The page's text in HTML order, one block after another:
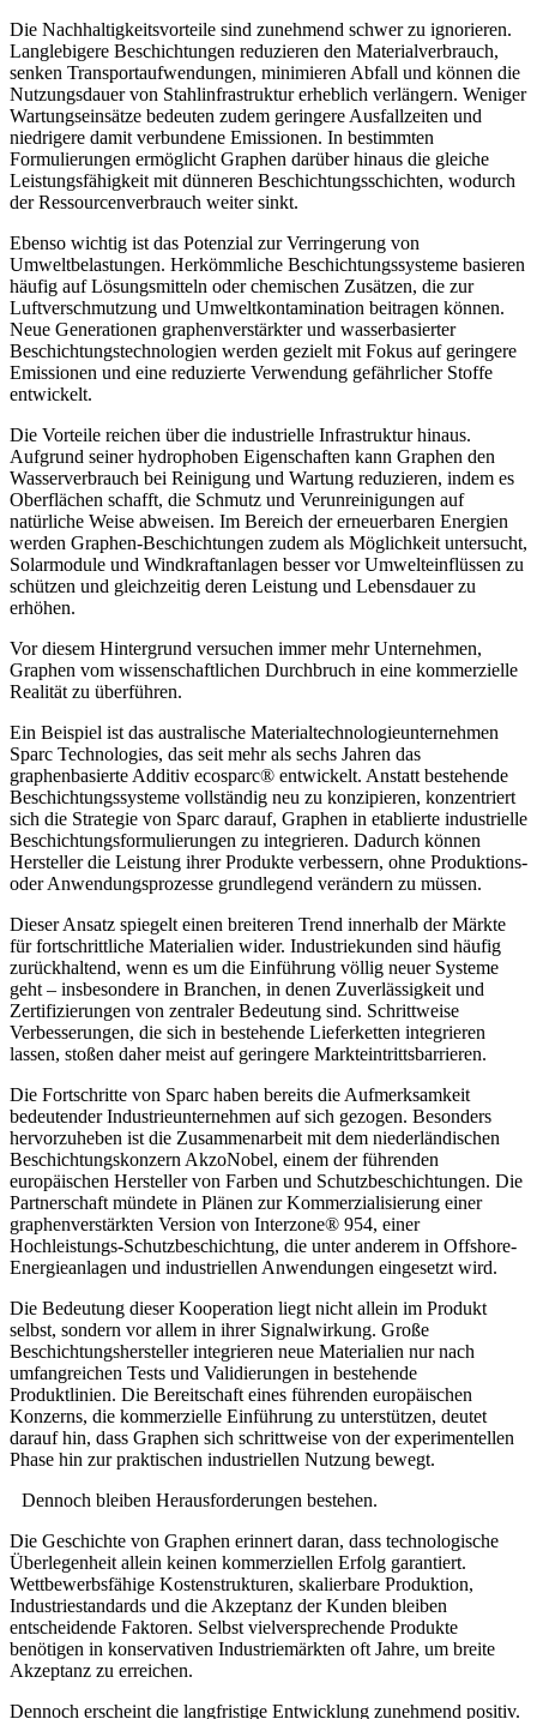
Die Nachhaltigkeitsvorteile sind zunehmend schwer zu ignorieren.
Langlebigere Beschichtungen reduzieren den Materialverbrauch,
senken Transportaufwendungen, minimieren Abfall und können die
Nutzungsdauer von Stahlinfrastruktur erheblich verlängern. Weniger
Wartungseinsätze bedeuten zudem geringere Ausfallzeiten und
niedrigere damit verbundene Emissionen. In bestimmten
Formulierungen ermöglicht Graphen darüber hinaus die gleiche
Leistungsfähigkeit mit dünneren Beschichtungsschichten, wodurch
der Ressourcenverbrauch weiter sinkt.
Ebenso wichtig ist das Potenzial zur Verringerung von
Umweltbelastungen. Herkömmliche Beschichtungssysteme basieren
häufig auf Lösungsmitteln oder chemischen Zusätzen, die zur
Luftverschmutzung und Umweltkontamination beitragen können.
Neue Generationen graphenverstärkter und wasserbasierter
Beschichtungstechnologien werden gezielt mit Fokus auf geringere
Emissionen und eine reduzierte Verwendung gefährlicher Stoffe
entwickelt.
Die Vorteile reichen über die industrielle Infrastruktur hinaus.
Aufgrund seiner hydrophoben Eigenschaften kann Graphen den
Wasserverbrauch bei Reinigung und Wartung reduzieren, indem es
Oberflächen schafft, die Schmutz und Verunreinigungen auf
natürliche Weise abweisen. Im Bereich der erneuerbaren Energien
werden Graphen-Beschichtungen zudem als Möglichkeit untersucht,
Solarmodule und Windkraftanlagen besser vor Umwelteinflüssen zu
schützen und gleichzeitig deren Leistung und Lebensdauer zu
erhöhen.
Vor diesem Hintergrund versuchen immer mehr Unternehmen,
Graphen vom wissenschaftlichen Durchbruch in eine kommerzielle
Realität zu überführen.
Ein Beispiel ist das australische Materialtechnologieunternehmen
Sparc Technologies, das seit mehr als sechs Jahren das
graphenbasierte Additiv ecosparc® entwickelt. Anstatt bestehende
Beschichtungssysteme vollständig neu zu konzipieren, konzentriert
sich die Strategie von Sparc darauf, Graphen in etablierte industrielle
Beschichtungsformulierungen zu integrieren. Dadurch können
Hersteller die Leistung ihrer Produkte verbessern, ohne Produktions-
oder Anwendungsprozesse grundlegend verändern zu müssen.
Dieser Ansatz spiegelt einen breiteren Trend innerhalb der Märkte
für fortschrittliche Materialien wider. Industriekunden sind häufig
zurückhaltend, wenn es um die Einführung völlig neuer Systeme
geht – insbesondere in Branchen, in denen Zuverlässigkeit und
Zertifizierungen von zentraler Bedeutung sind. Schrittweise
Verbesserungen, die sich in bestehende Lieferketten integrieren
lassen, stoßen daher meist auf geringere Markteintrittsbarrieren.
Die Fortschritte von Sparc haben bereits die Aufmerksamkeit
bedeutender Industrieunternehmen auf sich gezogen. Besonders
hervorzuheben ist die Zusammenarbeit mit dem niederländischen
Beschichtungskonzern AkzoNobel, einem der führenden
europäischen Hersteller von Farben und Schutzbeschichtungen. Die
Partnerschaft mündete in Plänen zur Kommerzialisierung einer
graphenverstärkten Version von Interzone® 954, einer
Hochleistungs-Schutzbeschichtung, die unter anderem in Offshore-
Energieanlagen und industriellen Anwendungen eingesetzt wird.
Die Bedeutung dieser Kooperation liegt nicht allein im Produkt
selbst, sondern vor allem in ihrer Signalwirkung. Große
Beschichtungshersteller integrieren neue Materialien nur nach
umfangreichen Tests und Validierungen in bestehende
Produktlinien. Die Bereitschaft eines führenden europäischen
Konzerns, die kommerzielle Einführung zu unterstützen, deutet
darauf hin, dass Graphen sich schrittweise von der experimentellen
Phase hin zur praktischen industriellen Nutzung bewegt.
Dennoch bleiben Herausforderungen bestehen.
Die Geschichte von Graphen erinnert daran, dass technologische
Überlegenheit allein keinen kommerziellen Erfolg garantiert.
Wettbewerbsfähige Kostenstrukturen, skalierbare Produktion,
Industriestandards und die Akzeptanz der Kunden bleiben
entscheidende Faktoren. Selbst vielversprechende Produkte
benötigen in konservativen Industriemärkten oft Jahre, um breite
Akzeptanz zu erreichen.
Dennoch erscheint die langfristige Entwicklung zunehmend positiv.